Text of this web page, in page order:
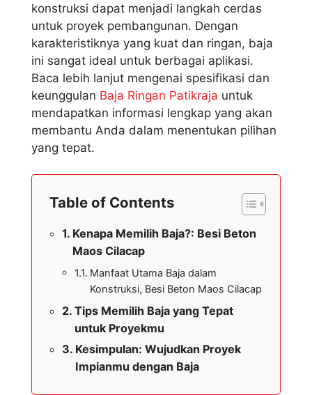
konstruksi dapat menjadi langkah cerdas
untuk proyek pembangunan. Dengan
karakteristiknya yang kuat dan ringan, baja
ini sangat ideal untuk berbagai aplikasi.
Baca lebih lanjut mengenai spesifikasi dan
keunggulan Baja Ringan Patikraja untuk
mendapatkan informasi lengkap yang akan
membantu Anda dalam menentukan pilihan
yang tepat.
Table of Contents
Kenapa Memilih Baja?: Besi Beton
Maos Cilacap
Manfaat Utama Baja dalam
Konstruksi, Besi Beton Maos Cilacap
Tips Memilih Baja yang Tepat
untuk Proyekmu
Kesimpulan: Wujudkan Proyek
Impianmu dengan Baja